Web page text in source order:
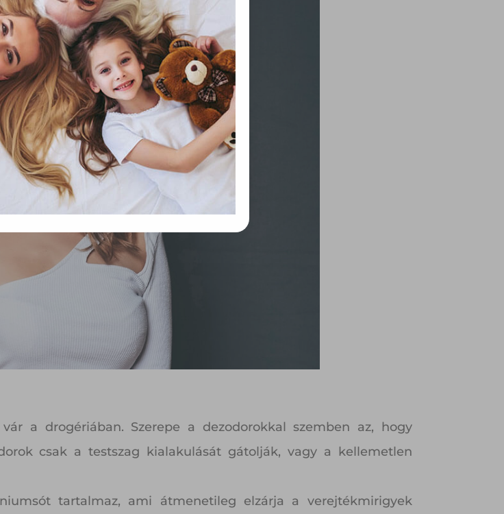
a drogériában. Szerepe a dezodorokkal szemben az, hogy
csak a testszag kialakulását gátolják, vagy a kellemetlen
tartalmaz, ami átmenetileg elzárja a verejtékmirigyek
megfelelően használjuk. Azon
Unió országain belül működnek, a „sütik"
a felhasználó számítógépén vagy egyéb
a felhasználók hozzájárulását kell kérniük.
Elfogadom
a beállításokat